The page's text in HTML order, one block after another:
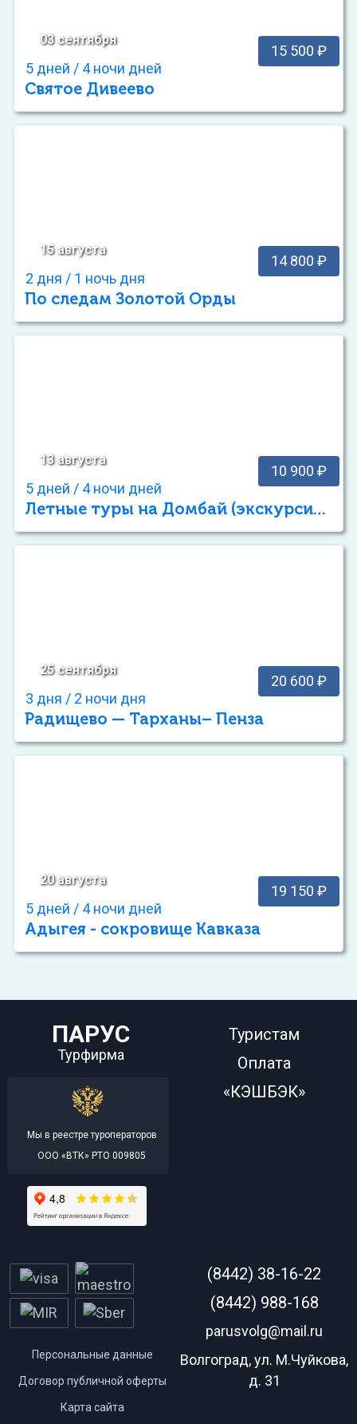
03 сентября
15 500 ₽
5 дней / 4 ночи дней
Святое Дивеево
15 августа
14 800 ₽
2 дня / 1 ночь дня
По следам Золотой Орды
13 августа
10 900 ₽
5 дней / 4 ночи дней
Летные туры на Домбай (экскурсионный отдых)
25 сентября
20 600 ₽
3 дня / 2 ночи дня
Радищево — Тарханы– Пенза
20 августа
19 150 ₽
5 дней / 4 ночи дней
Адыгея - сокровище Кавказа
ПАРУС
Турфирма
Мы в реестре туроператоров
ООО «ВТК» РТО 009805
Туристам
Оплата
«КЭШБЭК»
Персональные данные
Договор публичной оферты
Карта сайта
(8442) 38-16-22
(8442) 988-168
parusvolg@mail.ru
Волгоград, ул. М.Чуйкова,
д. 31